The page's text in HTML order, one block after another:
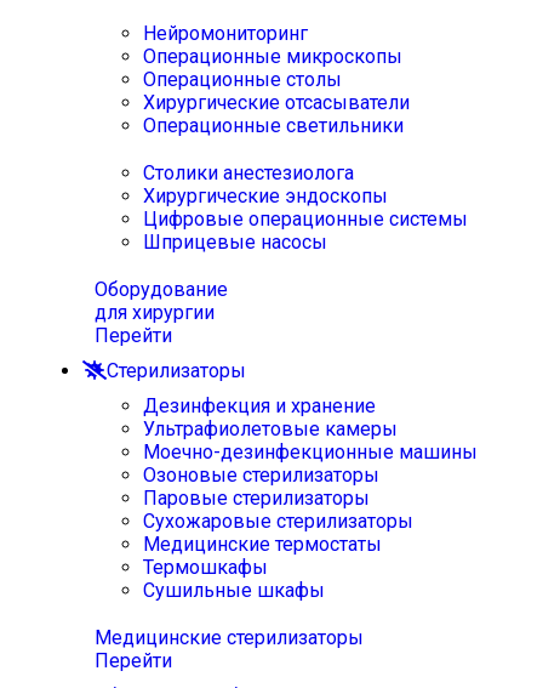
Нейромониторинг
Операционные микроскопы
Операционные столы
Хирургические отсасыватели
Операционные светильники
Столики анестезиолога
Хирургические эндоскопы
Цифровые операционные системы
Шприцевые насосы
Оборудование
для хирургии
Перейти
Стерилизаторы
Дезинфекция и хранение
Ультрафиолетовые камеры
Моечно-дезинфекционные машины
Озоновые стерилизаторы
Паровые стерилизаторы
Сухожаровые стерилизаторы
Медицинские термостаты
Термошкафы
Сушильные шкафы
Медицинские стерилизаторы
Перейти